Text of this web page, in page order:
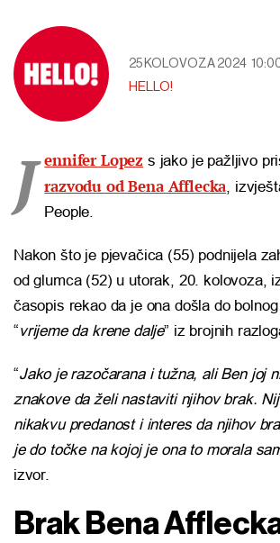
25 KOLOVOZA 2024
HELLO!
J ennifer Lopez s jako je pažljivo
razvodu od Bena Afflecka,
People.
Nakon što je pjevačica (55) podnijela
od glumca (52) u utorak, 20. kolovoza,
časopis rekao da je ona došla do
“vrijeme da krene dalje” iz brojnih
“Jako je razočarana i tužna, ali Ben joj
znakove da želi nastaviti njihov brak.
nikakvu predanost i interes da njihov
je do točke na kojoj je ona to morala
izvor.
Brak Bena